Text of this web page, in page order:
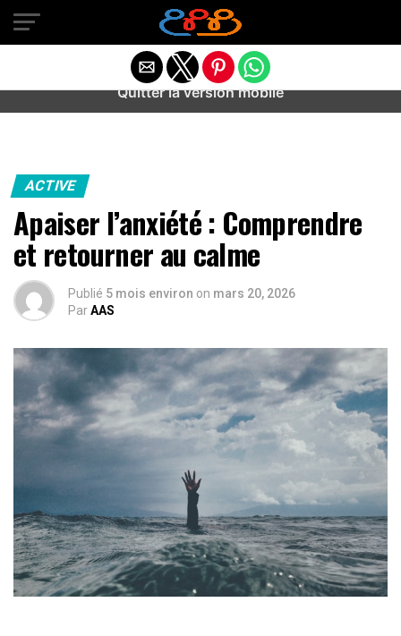
Warning
: preg_match(): Unknown modifier '/' in
/home/u589487443/domains/aideanxietestress.fr/
content/plugins/idev-post-views/includes/class-bots.php
ACTIVE
Apaiser l’anxiété : Comprendre
et retourner au calme
Publié 5 mois environ on mars 20, 2026
ParAAS
Quitter la version mobile